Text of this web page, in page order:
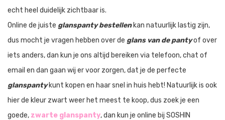
echt heel duidelijk zichtbaar is.
Online de juiste glanspanty bestellenkan natuurlijk lastig zijn,
dus mocht je vragen hebben over de glans van de pantyof over
iets anders, dan kun je ons altijd bereiken via telefoon, chat of
email en dan gaan wij er voor zorgen, dat je de perfecte
glanspantykunt kopen en haar snel in huis hebt! Natuurlijk is ook
hier de kleur zwart weer het meest te koop, dus zoek je een
goede, zwarte glanspanty, dan kun je online bij SOSHIN